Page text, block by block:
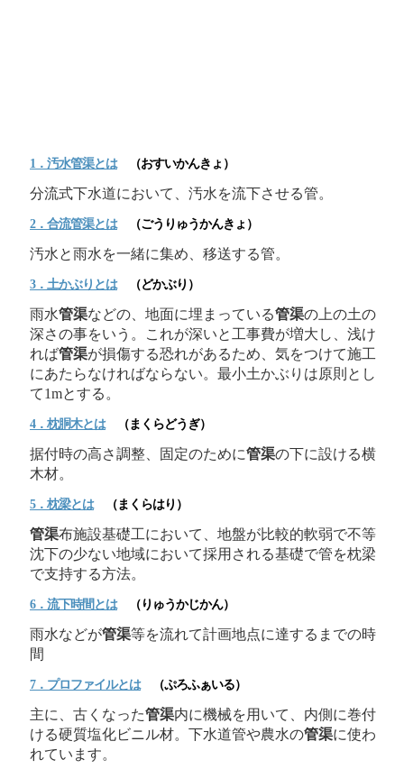
1．汚水管渠とは（おすいかんきょ）
分流式下水道において、汚水を流下させる管。
2．合流管渠とは（ごうりゅうかんきょ）
汚水と雨水を一緒に集め、移送する管。
3．土かぶりとは（どかぶり）
雨水管渠などの、地面に埋まっている管渠の上の土の
深さの事をいう。これが深いと工事費が増大し、浅け
れば管渠が損傷する恐れがあるため、気をつけて施工
にあたらなければならない。最小土かぶりは原則とし
て1mとする。
4．枕胴木とは（まくらどうぎ）
据付時の高さ調整、固定のために管渠の下に設ける横
木材。
5．枕梁とは（まくらはり）
管渠布施設基礎工において、地盤が比較的軟弱で不等
沈下の少ない地域において採用される基礎で管を枕梁
で支持する方法。
6．流下時間とは（りゅうかじかん）
雨水などが管渠等を流れて計画地点に達するまでの時
間
7．プロファイルとは（ぷろふぁいる）
主に、古くなった管渠内に機械を用いて、内側に巻付
ける硬質塩化ビニル材。下水道管や農水の管渠に使わ
れています。